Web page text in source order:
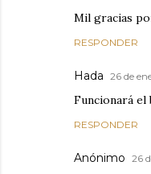
Mil gracias
RESPONDER
Hada 26 de
Funcionará el
RESPONDER
Anónimo 26